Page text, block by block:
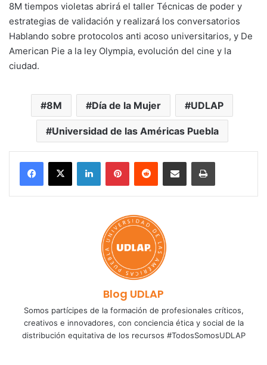
8M tiempos violetas abrirá el taller Técnicas de poder y
estrategias de validación y realizará los conversatorios
Hablando sobre protocolos anti acoso universitarios, y De
American Pie a la ley Olympia, evolución del cine y la
ciudad.
8M Día de la Mujer UDLAP
Universidad de las Américas Puebla
LinkedInPinterestReddit Share via Email Print
Blog UDLAP
Somos partícipes de la formación de profesionales críticos,
creativos e innovadores, con conciencia ética y social de la
distribución equitativa de los recursos #TodosSomosUDLAP